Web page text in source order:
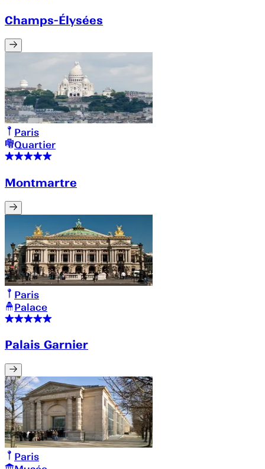
Champs-Élysées
Paris
Quartier
Montmartre
Paris
Palace
Palais Garnier
Paris